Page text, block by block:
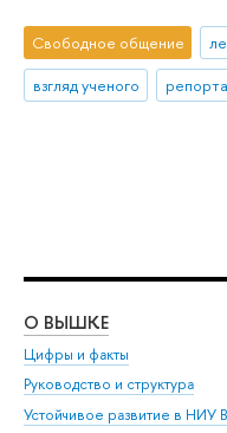
Свободное общение
взгляд ученого
О ВЫШКЕ
Цифры и факты
Руководство и структура
Устойчивое развитие в НИУ